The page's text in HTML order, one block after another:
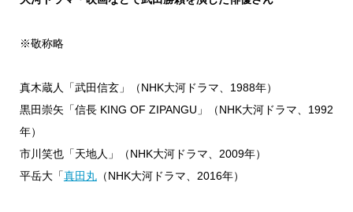
※敬称略
真木蔵人「武田信玄」（NHK大河ドラマ、1988年）
黒田崇矢「信長 KING OF ZIPANGU」（NHK大河ドラマ、1992
年）
市川笑也「天地人」（NHK大河ドラマ、2009年）
平岳大「真田丸（NHK大河ドラマ、2016年）